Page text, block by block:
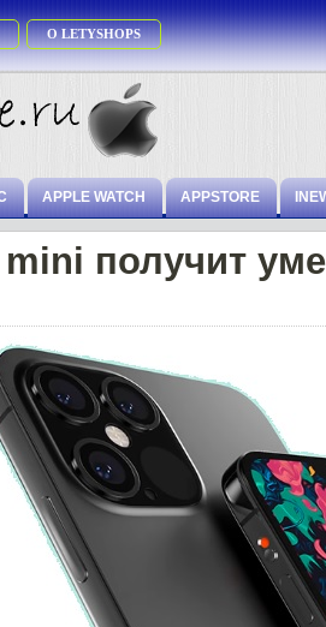
О LETYSHOPS
APPLE WATCH APPSTORE
mini получит